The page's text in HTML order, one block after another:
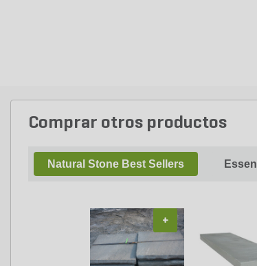
Comprar otros productos
Natural Stone Best Sellers
+